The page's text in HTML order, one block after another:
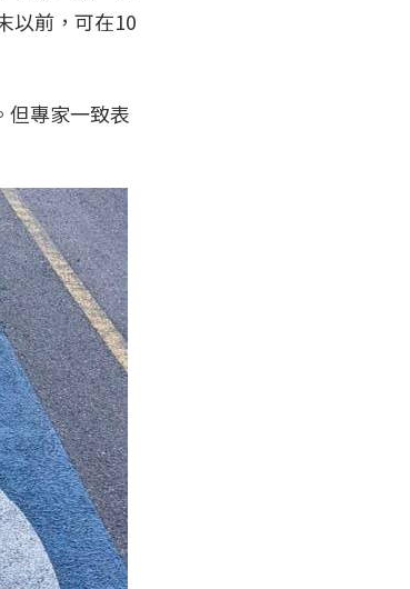
以前，可在10
但專家一致表